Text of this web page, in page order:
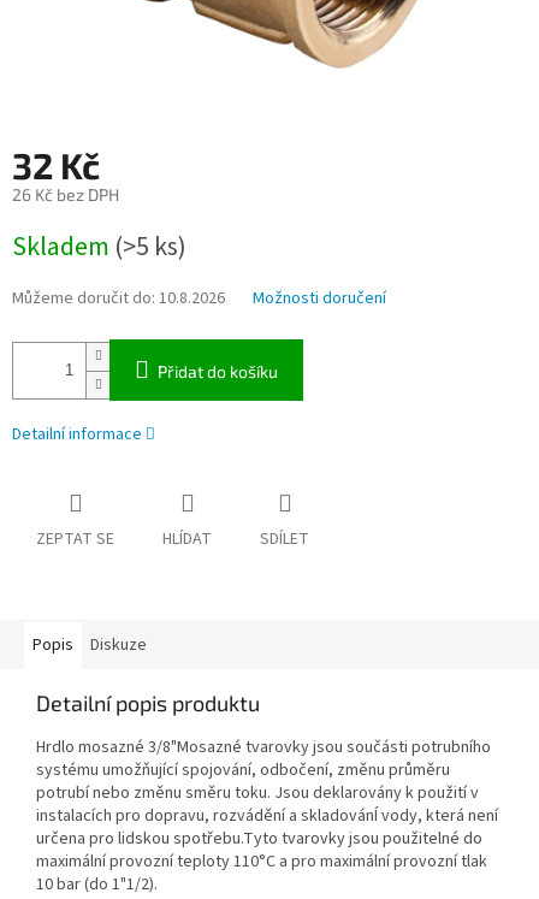
32 Kč
26 Kč bez DPH
cena:
Skladem (>5 ks)
Můžeme doručit do: 10.8.2026 Možnosti doručení
Přidat do košíku
Detailní informace
ZEPTAT SE HLÍDAT SDÍLET
Popis Diskuze
Detailní popis produktu
Hrdlo mosazné 3/8"Mosazné tvarovky jsou součásti potrubního
systému umožňující spojování, odbočení, změnu průměru
potrubí nebo změnu směru toku. Jsou deklarovány k použití v
instalacích pro dopravu, rozvádění a skladovánÍ vody, která není
určena pro lidskou spotřebu.Tyto tvarovky jsou použitelné do
maximální provozní teploty 110°C a pro maximální provozní tlak
10 bar (do 1"1/2).